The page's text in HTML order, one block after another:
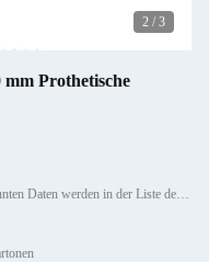
2 / 3
Prothetische
Modellnummer: Die in Absatz 1 Buchstabe a genannten Daten werden in der Liste der Daten gespeichert.